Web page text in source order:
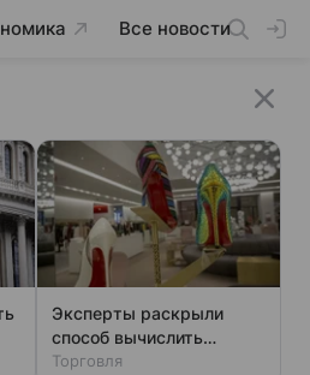
Все новости
Эксперты раскрыли
способ вычислить
фальшивый люкс за
Торговля